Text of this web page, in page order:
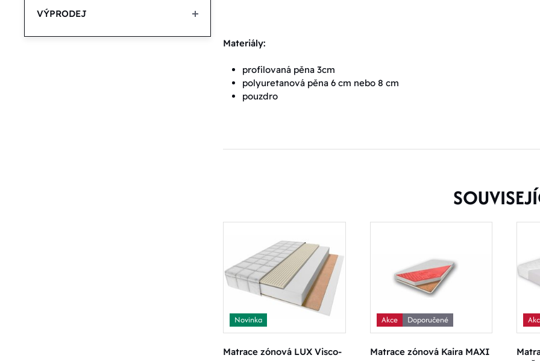
VÝPRODEJ
Materiály:
profilovaná pěna 3cm
polyuretanová pěna 6 cm nebo 8 cm
pouzdro
Novinka
Matrace zónová LUX Visco-
Akce Doporučené
Matrace zónová Kaira MAXI